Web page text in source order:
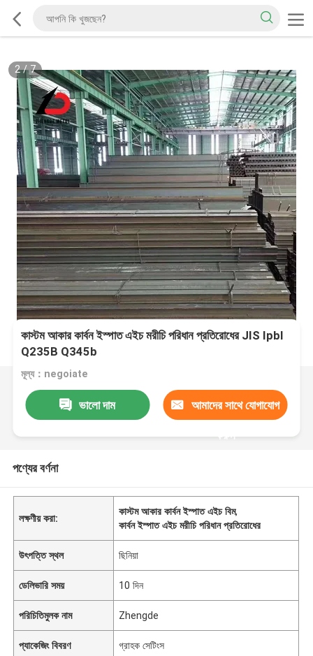
2/7
কাস্টম আকার কার্বন ইস্পাত এইচ মরীচি পরিধান প্রতিরোধের JIS Ipbl
Q235B Q345b
মূল্য：negoiate
ভালো দাম আমাদের সাথে যোগাযোগ
করুন
পণ্যের বর্ণনা
লক্ষণীয় করা:
কাস্টম আকার কার্বন ইস্পাত এইচ বিম,
কার্বন ইস্পাত এইচ মরীচি পরিধান প্রতিরোধের
উৎপত্তি স্থল ছিনিয়া
ডেলিভারি সময় 10 দিন
পরিচিতিমুলক নাম Zhengde
প্যাকেজিং বিবরণ গ্রাহক সেটিংস